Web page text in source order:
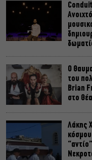
Ο
του
Brian
στο
Λάκης